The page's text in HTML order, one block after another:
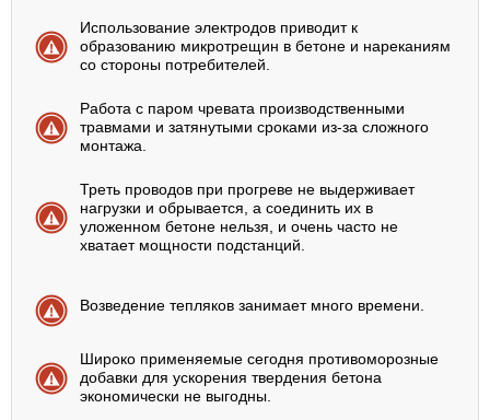
Использование электродов приводит к
образованию микротрещин в бетоне и нареканиям
со стороны потребителей.
Работа с паром чревата производственными
травмами и затянутыми сроками из-за сложного
монтажа.
Треть проводов при прогреве не выдерживает
нагрузки и обрывается, а соединить их в
уложенном бетоне нельзя, и очень часто не
хватает мощности подстанций.
Возведение тепляков занимает много времени.
Широко применяемые сегодня противоморозные
добавки для ускорения твердения бетона
экономически не выгодны.